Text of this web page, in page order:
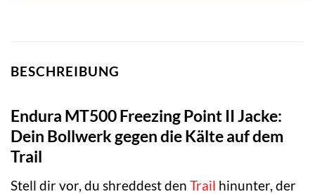
BESCHREIBUNG
Endura MT500 Freezing Point II Jacke:
Dein Bollwerk gegen die Kälte auf dem
Trail
Stell dir vor, du shreddest den Trail hinunter, der